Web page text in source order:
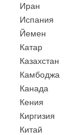
Иран
Испания
Йемен
Катар
Казахстан
Камбоджа
Канада
Кения
Киргизия
Китай